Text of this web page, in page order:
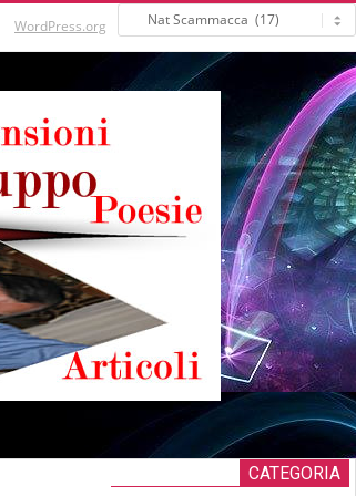
WordPress.org
Categorie
CATEGORIA